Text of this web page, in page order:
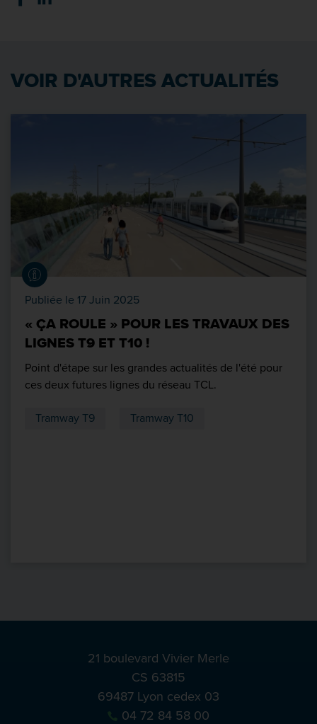
VOIR D'AUTRES ACTUALITÉS
Publiée le 17 Juin 2025
« ÇA ROULE » POUR LES TRAVAUX DES
LIGNES T9 ET T10 !
Point d'étape sur les grandes actualités de l'été pour
ces deux futures lignes du réseau TCL.
Tramway T9 Tramway T10
21 boulevard Vivier Merle
CS 63815
69487 Lyon cedex 03
04 72 84 58 00